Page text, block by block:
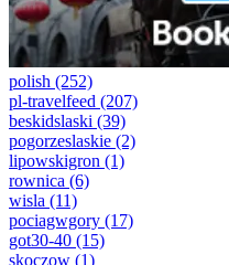
polish (252)
pl-travelfeed (207)
beskidslaski (39)
pogorzeslaskie (2)
lipowskigron (1)
rownica (6)
wisla (11)
pociagwgory (17)
got30-40 (15)
skoczow (1)